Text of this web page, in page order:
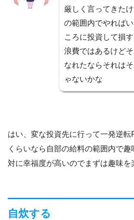
厳しく言ってきた
の範囲内でやれば
ころに投資して損
浪費ではあるけど
なれたならそれは
ゃないかな
はい、変な投資先に行って一発逆転
くらいなら自部の給料の範囲内で
対に幸福度が高いのでまずは趣味を
自炊する